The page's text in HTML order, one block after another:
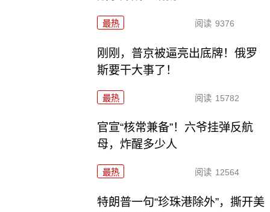
最热 阅读 9376
刚刚，普京被逼亮出底牌！俄罗
斯要干大事了！
最热 阅读 15782
官宣“核常兼备”！六爷挂弹反航
母，炸醒多少人
最热 阅读 12564
特朗普一句“珍珠港除外”，撕开美